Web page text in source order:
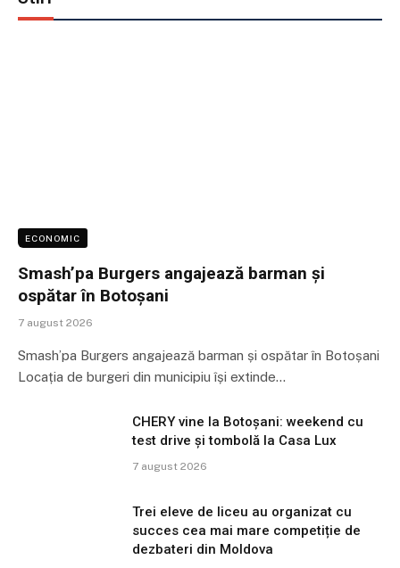
ECONOMIC
Smash’pa Burgers angajează barman și
ospătar în Botoșani
7 august 2026
Smash’pa Burgers angajează barman și ospătar în Botoșani
Locația de burgeri din municipiu își extinde…
CHERY vine la Botoșani: weekend cu
test drive și tombolă la Casa Lux
7 august 2026
Trei eleve de liceu au organizat cu
succes cea mai mare competiție de
dezbateri din Moldova